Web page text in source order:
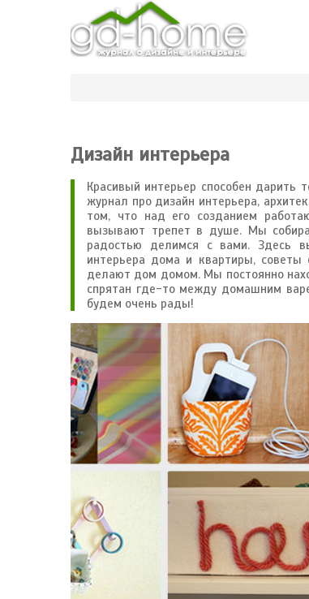
Дизайн интерьера
Красивый интерьер способен
журнал про дизайн интерьера,
том, что над его созданием
вызывают трепет в душе. Мы
радостью делимся с вами. Здесь
интерьера дома и квартиры,
делают дом домом. Мы постоянно
спрятан где-то между домашним
будем очень рады!